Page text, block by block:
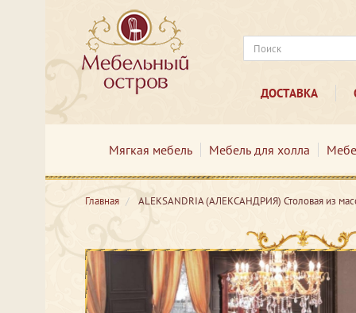
ДОСТАВКА
Мягкая мебель Мебель для холла
Главная ALEKSANDRIA (АЛЕКСАНДРИЯ) Столовая из